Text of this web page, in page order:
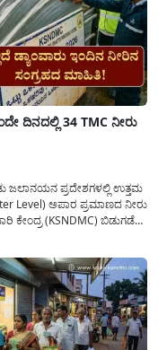
ದಿನದಲ್ಲಿ 34 TMC ನೀರು
ಜಲಾನಯನ ಪ್ರದೇಶಗಳಲ್ಲಿ ಉತ್ತಮ
Level) ಅಪಾರ ಪ್ರಮಾಣದ ನೀರು
ಕೇಂದ್ರ (KSNDMC) ಬಿಡುಗಡೆ